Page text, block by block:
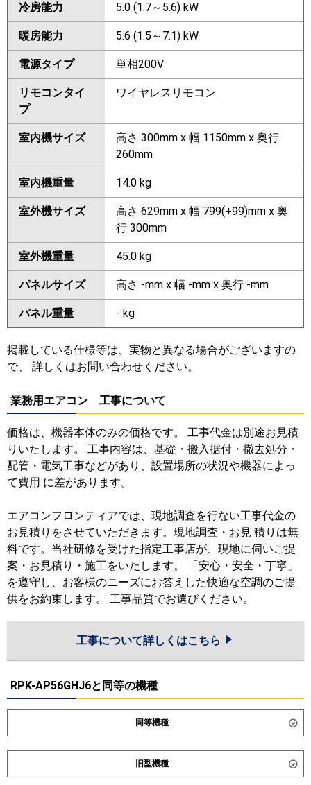
冷房能力 5.0 (1.7～5.6) kW
暖房能力 5.6 (1.5～7.1) kW
電源タイプ 単相200V
リモコンタイ
プ
ワイヤレスリモコン
室内機サイズ
高さ 300mm x 幅 1150mm x 奥行
260mm
室内機重量 14.0 kg
室外機サイズ
高さ 629mm x 幅 799(+99)mm x 奥
行 300mm
室外機重量 45.0 kg
パネルサイズ 高さ -mm x 幅 -mm x 奥行 -mm
パネル重量 - kg
掲載している仕様等は、実物と異なる場合がございますの
で、 詳しくはお問い合わせください。
業務用エアコン 工事について
価格は、機器本体のみの価格です。 工事代金は別途お見積
りいたします。 工事内容は、基礎・搬入据付・撤去処分・
配管・電気工事などがあり、設置場所の状況や機器によっ
て費用 に差があります。
エアコンフロンティアでは、現地調査を行ない工事代金の
お見積りをさせていただきます。現地調査・お見 積りは無
料です。当社研修を受けた指定工事店が、現地に伺いご提
案・お見積り・施工をいたします。 「安心・安全・丁寧」
を遵守し、お客様のニーズにお答えした快適な空調のご提
供をお約束します。 工事品質でお選びください。
工事について詳しくはこちら
RPK-AP56GHJ6と同等の機種
同等機種
ダイキン SSRA56DNV SSRA56DV
東芝 GKXA05613JMUB
旧型機種